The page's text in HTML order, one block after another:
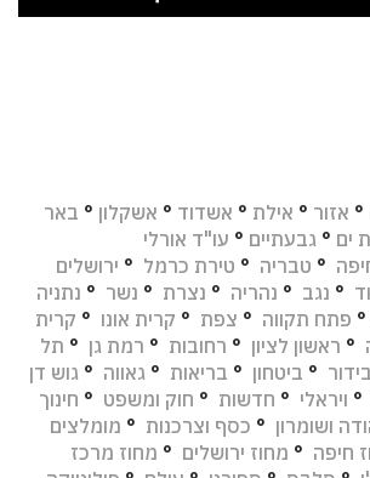
° אזור ° אילת ° אשדוד ° אשקלון ° באר
ים ° גבעתיים ° עו"ד אורלי
° טבריה ° טירת כרמל ° ירושלים
° נגב ° נהריה ° נצרת ° נשר ° נתניה
° פתח תקווה ° צפת ° קרית אונו ° קרית
° ראשון לציון ° רחובות ° רמת גן ° תל
בידור ° ביטחון ° בריאות ° גאווה ° גוש דן
° ויראלי ° חדשות ° חוק ומשפט ° חינוך
ושומרון ° כסף וצרכנות ° מומלצים
חיפה ° מחוז ירושלים ° מחוז מרכז